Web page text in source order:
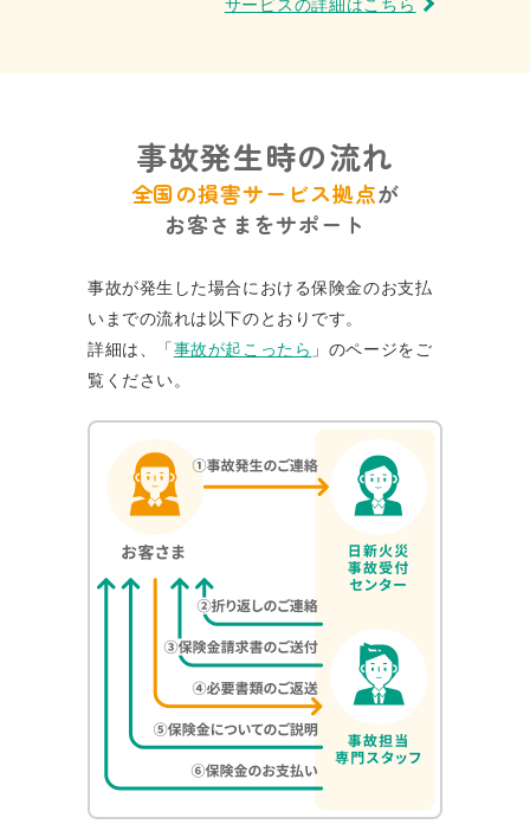
サービスの詳細はこちら
事故発生時の流れ
全国の損害サービス拠点が
お客さまをサポート
事故が発生した場合における保険金のお支払
いまでの流れは以下のとおりです。
詳細は、「事故が起こったら 」のページをご
覧ください。